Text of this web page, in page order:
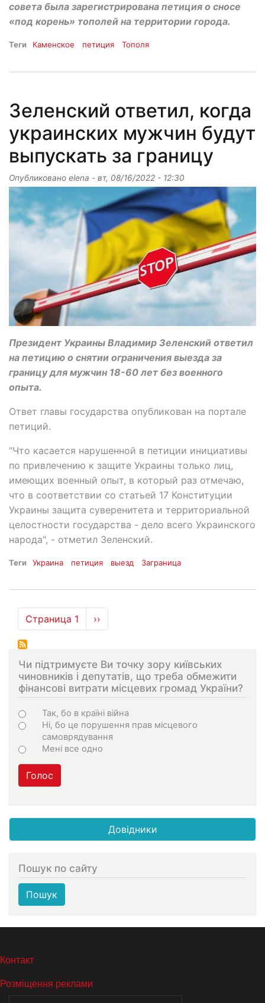
совета была зарегистрирована петиция о сносе
«под корень» тополей на территории города.
Теги Каменское петиция Тополя
Зеленский ответил, когда
украинских мужчин будут
выпускать за границу
Опубликовано elena - вт, 08/16/2022 - 12:30
Президент Украины Владимир Зеленский ответил
на петицию о снятии ограничения выезда за
границу для мужчин 18-60 лет без военного
опыта.
Ответ главы государства опубликован на портале
петиций.
"Что касается нарушенной в петиции инициативы
по привлечению к защите Украины только лиц,
имеющих военный опыт, в который раз отмечаю,
что в соответствии со статьей 17 Конституции
Украины защита суверенитета и территориальной
целостности государства - дело всего Украинского
народа", - отметил Зеленский.
Теги Украина петиция выезд Заграница
Нумерация
страниц
Страница 1
Следующая
страница
››
Чи підтримуєте Ви точку зору київських
чиновників і депутатів, що треба обмежити
фінансові витрати місцевих громад України?
Choices
Так, бо в країні війна
Ні, бо це порушення прав місцевого
самоврядування
Мені все одно
Голос
Довідники
Пошук по сайту
Пошук
МЕНЮ В ПОДВАЛЕ
Контакт
Розміщення реклами